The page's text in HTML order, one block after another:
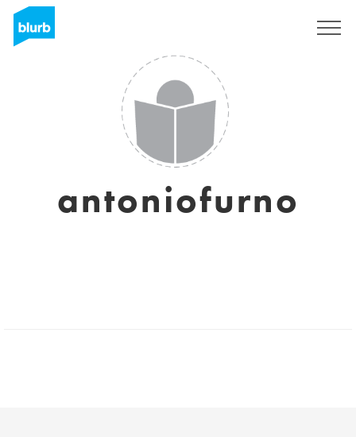
antoniofurno